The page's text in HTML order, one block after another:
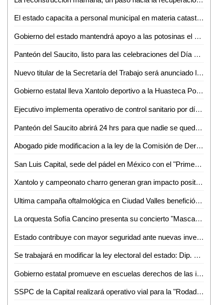
El estado capacita a personal municipal en materia catastral
Gobierno del estado mantendrá apoyo a las potosinas el 1 y 2 de noviembre
Panteón del Saucito, listo para las celebraciones del Día de Muertos: Alcalde Galindo encabeza rehabilitación
Nuevo titular de la Secretaría del Trabajo será anunciado la próxima semana
Gobierno estatal lleva Xantolo deportivo a la Huasteca Potosina
Ejecutivo implementa operativo de control sanitario por día de muertos
Panteón del Saucito abrirá 24 hrs para que nadie se quede sin visitar a sus seres queridos, anuncia Alcalde Galindo
Abogado pide modificacion a la ley de la Comisión de Derechos Humanos
San Luis Capital, sede del pádel en México con el "Primer Torneo Anual de Padeleros 2024"
Xantolo y campeonato charro generan gran impacto positivo a la economía de SLP
Ultima campaña oftalmológica en Ciudad Valles benefició a 70 personas
La orquesta Sofía Cancino presenta su concierto "Mascarada" en el Cossío
Estado contribuye con mayor seguridad ante nuevas inversiones: José Luis Ruiz Contreras
Se trabajará en modificar la ley electoral del estado: Dip. Rubén Guajardo Barrera
Gobierno estatal promueve en escuelas derechos de las infancias
SSPC de la Capital realizará operativo vial para la "Rodada del Terror 2024